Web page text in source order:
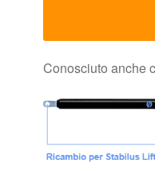
Conosciuto anche